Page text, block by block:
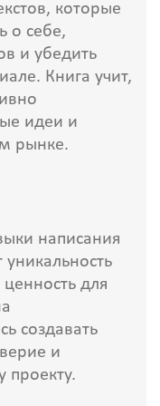
которые
о себе,
и убедить
Книга учит,
идеи и
рынке.
написания
для
создавать
и
проекту.